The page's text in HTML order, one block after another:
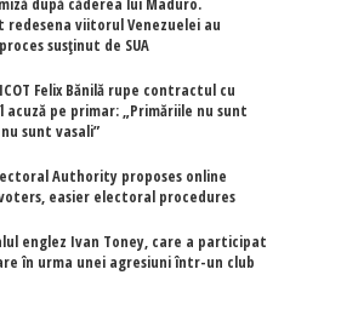
după căderea lui Maduro.
redesena viitorul Venezuelei au
susținut de SUA
Felix Bănilă rupe contractul cu
acuză pe primar: „Primăriile nu sunt
sunt vasali”
Authority proposes online
easier electoral procedures
englez Ivan Toney, care a participat
în urma unei agresiuni într-un club